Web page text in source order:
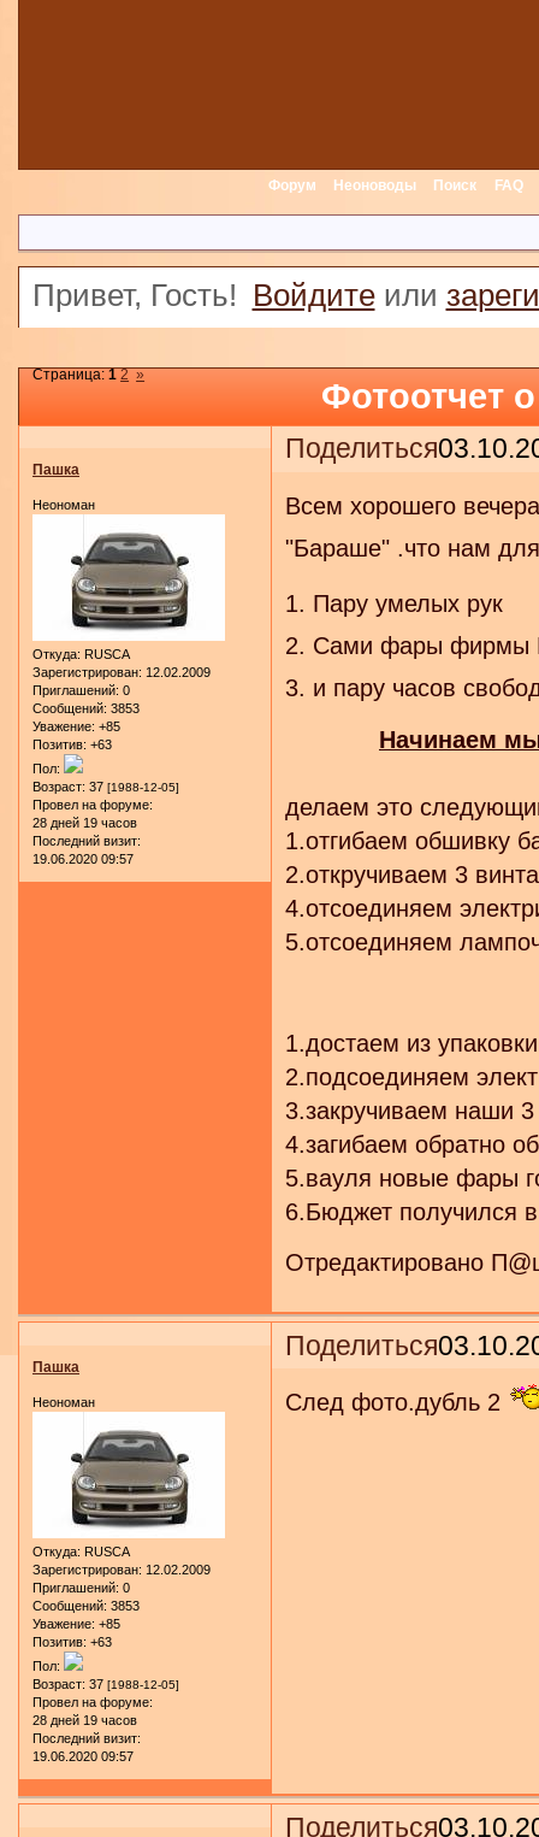
Форум Неоноводы Поиск FAQ
Привет, Гость! Войдитеили
Фотоотчет
Страница:1 2 »
Поделиться
Пашка
Неономан
Откуда: RUSCA
Зарегистрирован: 12.02.2009
Приглашений: 0
Сообщений: 3853
Уважение: +85
Позитив: +63
Пол:
Возраст: 37 [1988-12-05]
Провел на форуме:
28 дней 19 часов
Последний визит:
19.06.2020 09:57
Всем хорошего
"Бараше" .что нам для
1. Пару умелых рук
2. Сами фары фирмы
3. и пару часов
Начинаем
делаем это
1.отгибаем обшивку
2.откручиваем 3
4.отсоединяем
5.отсоединяем
1.достаем из
2.подсоединяем
3.закручиваем наши
4.загибаем обратно
5.вауля новые фары
6.Бюджет получился
Отредактировано
Поделиться
Пашка
Неономан
Откуда: RUSCA
Зарегистрирован: 12.02.2009
Приглашений: 0
Сообщений: 3853
Уважение: +85
Позитив: +63
Пол:
Возраст: 37 [1988-12-05]
Провел на форуме:
28 дней 19 часов
Последний визит:
19.06.2020 09:57
След фото.дубль 2
Поделиться